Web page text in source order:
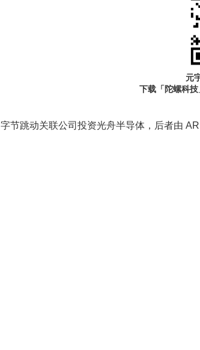
元
下载「陀螺科
字节跳动关联公司投资光舟半导体，后者由